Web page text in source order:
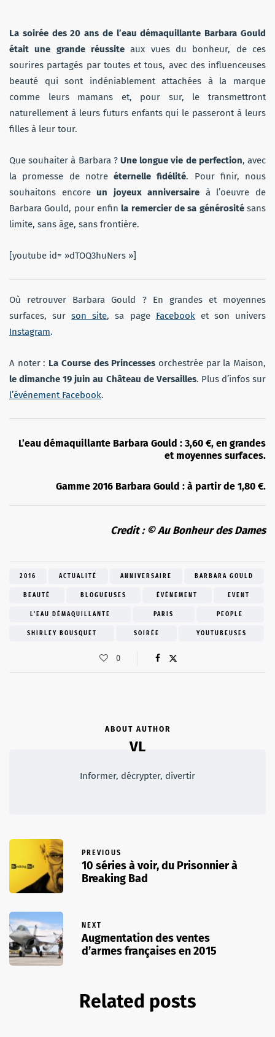
La soirée des 20 ans de l’eau démaquillante Barbara Gould
était une grande réussite aux vues du bonheur, de ces
sourires partagés par toutes et tous, avec des influenceuses
beauté qui sont indéniablement attachées à la marque
comme leurs mamans et, pour sur, le transmettront
naturellement à leurs futurs enfants qui le passeront à leurs
filles à leur tour.
Que souhaiter à Barbara ? Une longue vie de perfection, avec
la promesse de notre éternelle fidélité. Pour finir, nous
souhaitons encoreun joyeux anniversaire à l’oeuvre de
Barbara Gould, pour enfinla remercier de sa générositésans
limite, sans âge, sans frontière.
[youtube id= »dTOQ3huNers »]
Où retrouver Barbara Gould ? En grandes et moyennes
surfaces, surson site, sa page Facebook et son univers
Instagram.
A noter : La Course des Princesses orchestrée par la Maison,
le dimanche 19 juin au Château de Versailles. Plus d’infos sur
l’événement Facebook.
L’eau démaquillante Barbara Gould : 3,60 €, en grandes
et moyennes surfaces.
Gamme 2016 Barbara Gould : à partir de 1,80 €.
Credit : © Au Bonheur des Dames
2016 ACTUALITÉ ANNIVERSAIRE BARBARA GOULD
BEAUTÉ BLOGUEUSES ÉVÉNEMENT EVENT
L'EAU DÉMAQUILLANTE PARIS PEOPLE
SHIRLEY BOUSQUET SOIRÉE YOUTUBEUSES
0
ABOUT AUTHOR
VL
Informer, décrypter, divertir
PREVIOUS
10 séries à voir, du Prisonnier à
Breaking Bad
NEXT
Augmentation des ventes
d’armes françaises en 2015
Related posts